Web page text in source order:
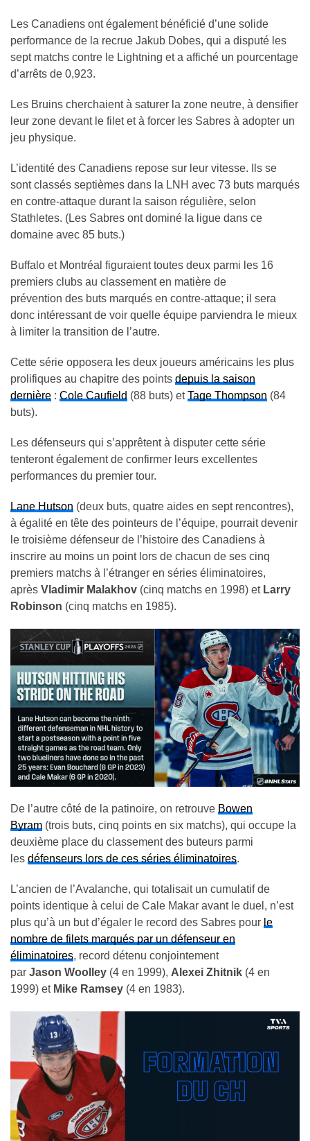
Les Canadiens ont également bénéficié d’une solide
performance de la recrue Jakub Dobes, qui a disputé les
sept matchs contre le Lightning et a affiché un pourcentage
d’arrêts de 0,923.
Les Bruins cherchaient à saturer la zone neutre, à densifier
leur zone devant le filet et à forcer les Sabres à adopter un
jeu physique.
L’identité des Canadiens repose sur leur vitesse. Ils se
sont classés septièmes dans la LNH avec 73 buts marqués
en contre-attaque durant la saison régulière, selon
Stathletes. (Les Sabres ont dominé la ligue dans ce
domaine avec 85 buts.)
Buffalo et Montréal figuraient toutes deux parmi les 16
premiers clubs au classement en matière de
prévention des buts marqués en contre-attaque; il sera
donc intéressant de voir quelle équipe parviendra le mieux
à limiter la transition de l’autre.
Cette série opposera les deux joueurs américains les plus
prolifiques au chapitre des points depuis la saison
dernière : Cole Caufield (88 buts) etTage Thompson (84
buts).
Les défenseurs qui s’apprêtent à disputer cette série
tenteront également de confirmer leurs excellentes
performances du premier tour.
Lane Hutson (deux buts, quatre aides en sept rencontres),
à égalité en tête des pointeurs de l’équipe, pourrait devenir
le troisième défenseur de l’histoire des Canadiens à
inscrire au moins un point lors de chacun de ses cinq
premiers matchs à l’étranger en séries éliminatoires,
après Vladimir Malakhov (cinq matchs en 1998) et Larry
Robinson (cinq matchs en 1985).
De l’autre côté de la patinoire, on retrouve Bowen
Byram (trois buts, cinq points en six matchs), qui occupe la
deuxième place du classement des buteurs parmi
les défenseurs lors de ces séries éliminatoires.
L’ancien de l’Avalanche, qui totalisait un cumulatif de
points identique à celui de Cale Makar avant le duel, n’est
plus qu’à un but d’égaler le record des Sabres pour le
nombre de filets marqués par un défenseur en
éliminatoires, record détenu conjointement
par Jason Woolley (4 en 1999), Alexei Zhitnik (4 en
1999) et Mike Ramsey (4 en 1983).